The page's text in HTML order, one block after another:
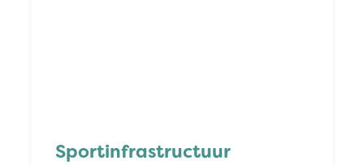
Sportinfrastructuur